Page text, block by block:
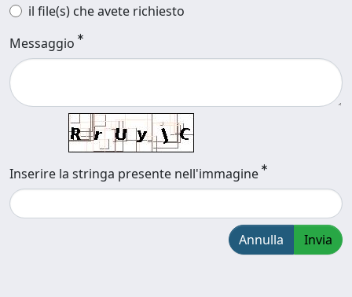
il file(s) che avete richiesto
Messaggio
Inserire la stringa presente nell'immagine
Annulla Invia